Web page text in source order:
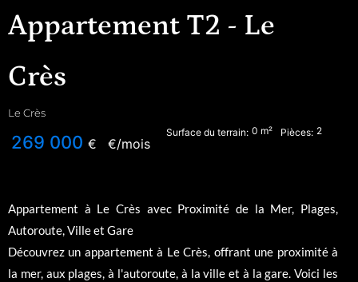
Appartement T2 - Le
Crès
Le Crès
269 000 € €/mois
Surface du terrain: 0 m² Pièces: 2
Appartement à Le Crès avec Proximité de la Mer, Plages,
Autoroute, Ville et Gare
Découvrez un appartement à Le Crès, offrant une proximité à
la mer, aux plages, à l'autoroute, à la ville et à la gare. Voici les